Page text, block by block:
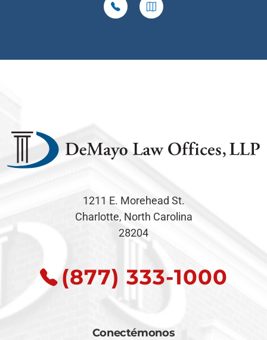
1211 E. Morehead St.
Charlotte, North Carolina
28204
(877) 333-1000
Conectémonos